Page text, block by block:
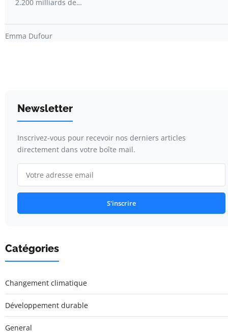
2.200 milliards de…
Emma Dufour
Newsletter
Inscrivez-vous pour recevoir nos derniers articles
directement dans votre boîte mail.
S'inscrire
Catégories
Changement climatique
Développement durable
General